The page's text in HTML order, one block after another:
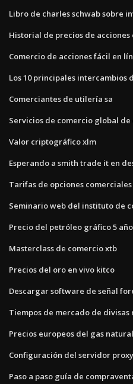
Libro de charles schwab sobre
Historial de precios de acciones
Comercio de acciones fácil en
Los 10 principales intercambios
Comerciantes de utilería sa
Servicios de comercio global de
Valor criptográfico xlm
Esperando a smith trade it en
Tarifas de opciones
Seminario web del instituto de
Precio del petróleo gráfico 5
Masterclass de comercio xtb
Precios del oro en vivo kitco
Descargar software de señal
Tiempos de mercado de
Precios europeos del gas
Configuración del servidor
Paso a paso guía de